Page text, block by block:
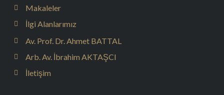
Makaleler
İlgi Alanlarımız
Av. Prof. Dr. Ahmet BATTAL
Arb. Av. İbrahim AKTAŞCI
İletişim